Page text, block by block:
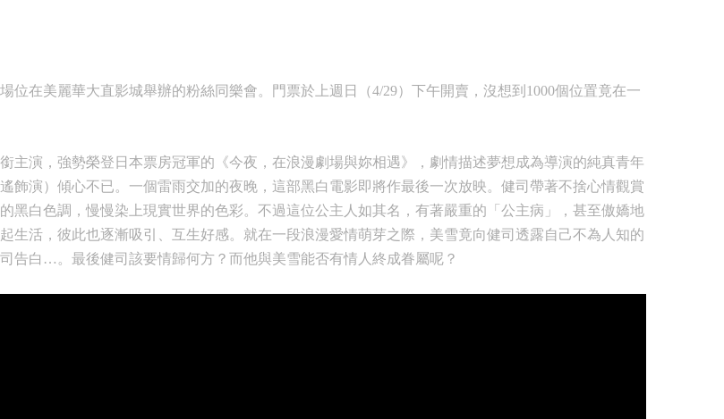
位在美麗華大直影城舉辦的粉絲同樂會。門票於上週日（4/29）下午開賣，沒想到1000個位置竟在一
主演，強勢榮登日本票房冠軍的《今夜，在浪漫劇場與妳相遇》，劇情描述夢想成為導演的純真青年
飾演）傾心不已。一個雷雨交加的夜晚，這部黑白電影即將作最後一次放映。健司帶著不捨心情觀賞
黑白色調，慢慢染上現實世界的色彩。不過這位公主人如其名，有著嚴重的「公主病」，甚至傲嬌地
生活，彼此也逐漸吸引、互生好感。就在一段浪漫愛情萌芽之際，美雪竟向健司透露自己不為人知的
白…。最後健司該要情歸何方？而他與美雪能否有情人終成眷屬呢？